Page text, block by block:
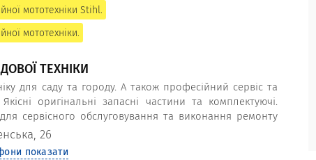
мототехніки Stihl.
мототехніки.
ТЕХНІКИ
для саду та городу. А також професійний сервіс та
оригінальні запасні частини та комплектуючі.
сервісного обслуговування та виконання ремонту
26
показати